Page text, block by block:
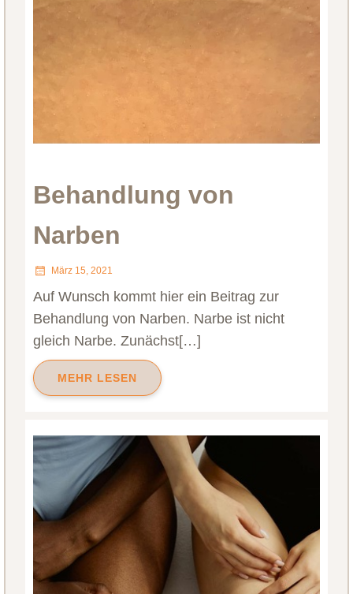
Behandlung von
Narben
März 15, 2021
Auf Wunsch kommt hier ein Beitrag zur
Behandlung von Narben. Narbe ist nicht
gleich Narbe. Zunächst[…]
MEHR LESEN